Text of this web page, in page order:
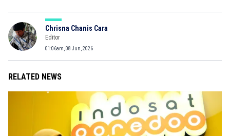
Chrisna Chanis Cara
Editor
01:06am, 08 Jun, 2026
RELATED NEWS